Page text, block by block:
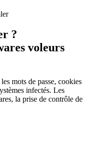
?
voleurs
mots de passe, cookies
infectés. Les
la prise de contrôle de